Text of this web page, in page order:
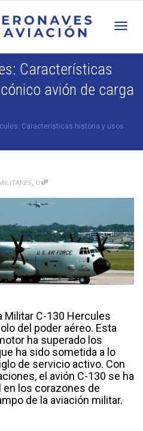
Características
avión de carga
Características historia y usos
, 0
Militar C-130 Hercules
del poder aéreo. Esta
ha superado los
ha sido sometida a lo
de servicio activo. Con
el avión C-130 se ha
en los corazones de
de la aviación militar.